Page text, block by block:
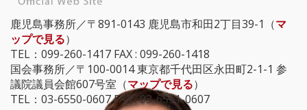
鹿児島事務所／〒891-0143 鹿児島市和田2丁目39-1（マ
ップで見る）
TEL：099-260-1417 FAX : 099-260-1418
国会事務所／〒100-0014 東京都千代田区永田町2-1-1 参
議院議員会館607号室（マップで見る）
TEL：03-6550-0607 FAX : 03-6551-0607